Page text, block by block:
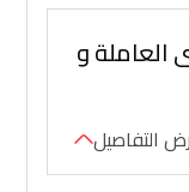
والتدريب
التفاصيل